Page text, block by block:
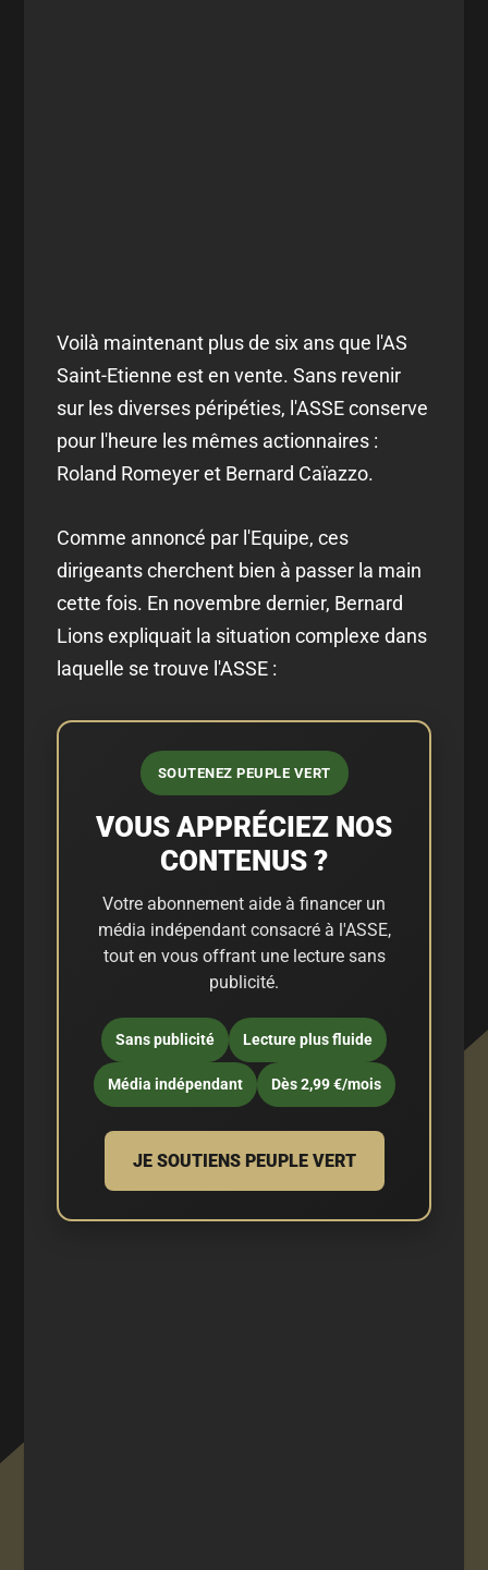
Voilà maintenant plus de six ans que l'AS
Saint-Etienne est en vente. Sans revenir
sur les diverses péripéties, l'ASSE conserve
pour l'heure les mêmes actionnaires :
Roland Romeyer et Bernard Caïazzo.
Comme annoncé par l'Equipe, ces
dirigeants cherchent bien à passer la main
cette fois. En novembre dernier, Bernard
Lions expliquait la situation complexe dans
laquelle se trouve l'ASSE :
SOUTENEZ PEUPLE VERT
VOUS APPRÉCIEZ NOS
CONTENUS ?
Votre abonnement aide à financer un
média indépendant consacré à l'ASSE,
tout en vous offrant une lecture sans
publicité.
Sans publicité Lecture plus fluide
Média indépendant Dès 2,99 €/mois
JE SOUTIENS PEUPLE VERT